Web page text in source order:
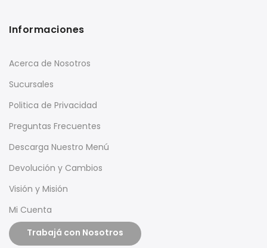
Informaciones
Acerca de Nosotros
Sucursales
Politica de Privacidad
Preguntas Frecuentes
Descarga Nuestro Menú
Devolución y Cambios
Visión y Misión
Mi Cuenta
Trabajá con Nosotros